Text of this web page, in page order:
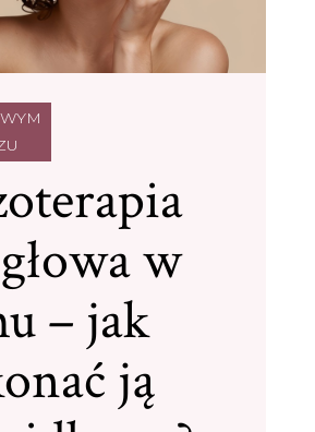
w
– jak
ją